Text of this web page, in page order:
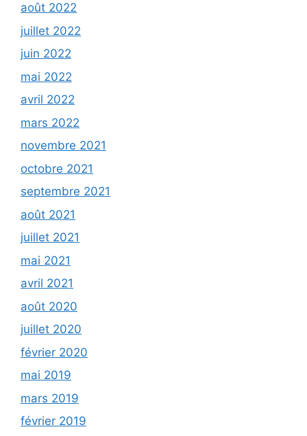
août 2022
juillet 2022
juin 2022
mai 2022
avril 2022
mars 2022
novembre 2021
octobre 2021
septembre 2021
août 2021
juillet 2021
mai 2021
avril 2021
août 2020
juillet 2020
février 2020
mai 2019
mars 2019
février 2019